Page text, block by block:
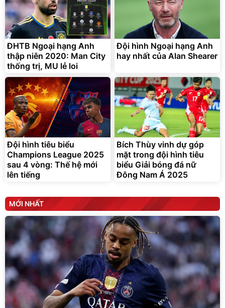
Lót ghế ôtô, nâng lưng
chống nóng giúp thoải mái
trong di chuyển
295.000đ
Đã bán nhiều
ĐHTB Ngoại hạng Anh
thập niên 2020: Man City
thống trị, MU lẻ loi
Đội hình Ngoại hạng Anh
hay nhất của Alan Shearer
Đội hình tiêu biểu
Champions League 2025
sau 4 vòng: Thế hệ mới
lên tiếng
Bích Thùy vinh dự góp
mặt trong đội hình tiêu
biểu Giải bóng đá nữ
Đông Nam Á 2025
MỚI NHẤT